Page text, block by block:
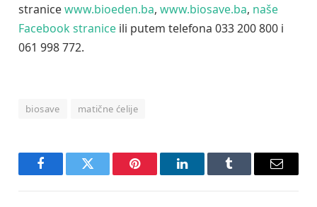
stranicewww.bioeden.ba, www.biosave.ba, naše
Facebook stranice ili putem telefona 033 200 800 i
061 998 772.
biosave matične ćelije
FacebookTwitter Pinterest LinkedInTumblr Email